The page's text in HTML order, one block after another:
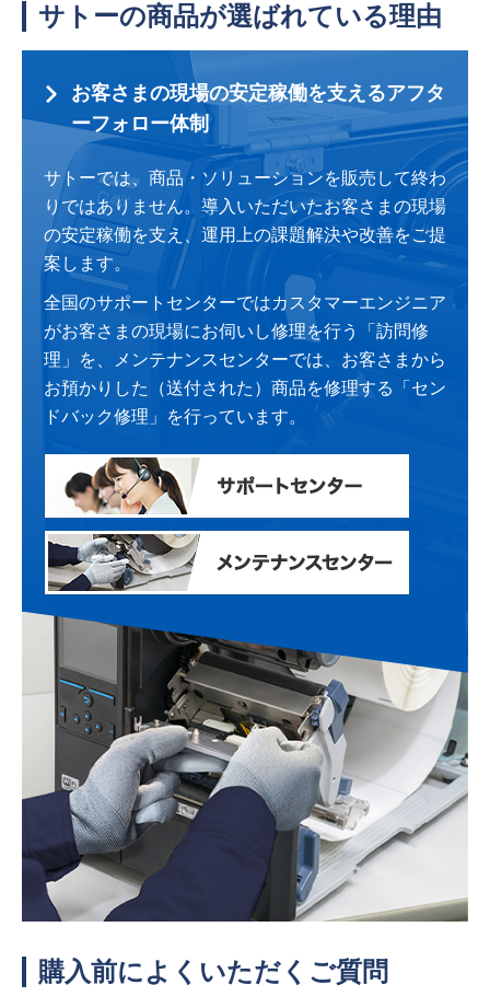
サトーの商品が選ばれている理由
お客さまの現場の安定稼働を支えるアフタ
ーフォロー体制
サトーでは、商品・ソリューションを販売して終わ
りではありません。導入いただいたお客さまの現場
の安定稼働を支え、運用上の課題解決や改善をご提
案します。
全国のサポートセンターではカスタマーエンジニア
がお客さまの現場にお伺いし修理を行う「訪問修
理」を、メンテナンスセンターでは、お客さまから
お預かりした（送付された）商品を修理する「セン
ドバック修理」を行っています。
購入前によくいただくご質問